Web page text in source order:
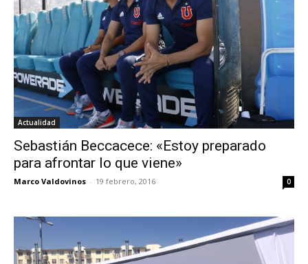
Actualidad
Sebastián Beccacece: «Estoy preparado
para afrontar lo que viene»
Marco Valdovinos - 19 febrero, 2016 0